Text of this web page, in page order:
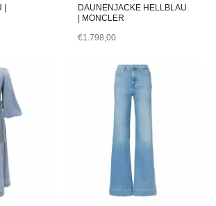
|
DAUNENJACKE HELLBLAU
| MONCLER
€1.798,00